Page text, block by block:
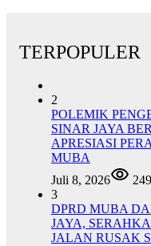
TERPOPULER
2
POLEMIK
SINAR JAYA
APRESIASI
MUBA
Juli 8, 2026
249
3
DPRD MUBA
JAYA,
JALAN RUSAK